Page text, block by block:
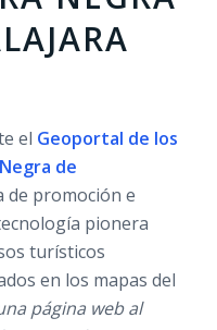
el Geoportal de los
de
de promoción e
pionera
turísticos
en los mapas del
página web al